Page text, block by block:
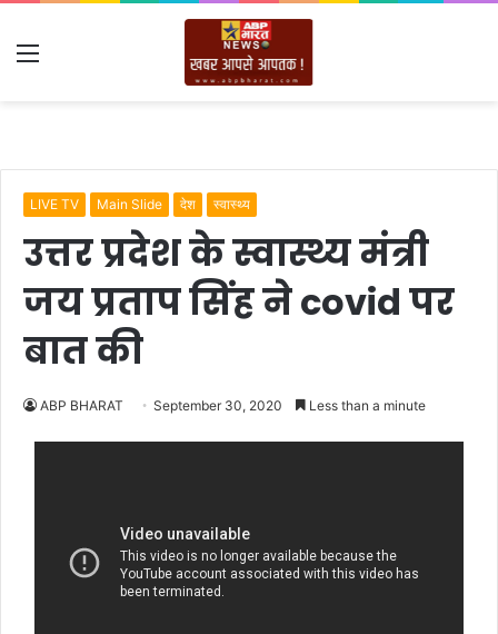
Menu
LIVE TV Main Slide देश स्वास्थ्य
उत्तर प्रदेश के स्वास्थ्य मंत्री
जय प्रताप सिंह ने covid पर
बात की
ABP BHARAT September 30, 2020 Less than a minute